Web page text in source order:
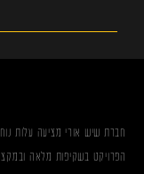
חברת שיש אורי מציעה עלות
הפרויקט בשקיפות מלאה